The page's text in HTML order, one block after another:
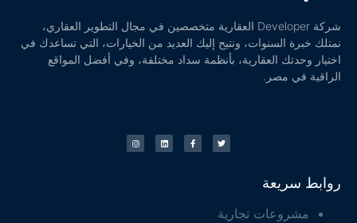
شركة Developer العقارية متخصصين في مجال التطوير العقاري،
نمتلك خبرة السنوات، ونتيح إليك العديد من الخيارات، التي تساعدك في
اختيار وحدتك العقارية، بأنظمة سداد مختلفة، وفي أفضل المواقع
الراقية في مصر.
روابط سريعة
مشروعات تجارية